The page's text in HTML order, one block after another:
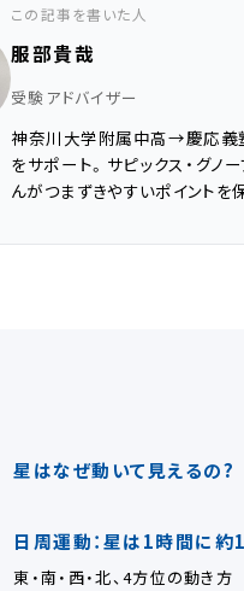
この記事を書いた人
服部貴哉
受験アドバイザー
神奈川大学附属中高→慶応
をサポート。サピックス・グ
んがつまずきやすいポイントを
星はなぜ動いて見えるの?
日周運動：星は1時間に約
東・南・西・北、4方位の動き方